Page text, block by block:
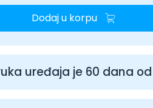
Dodaj u korpu
uređaja je 60 dana